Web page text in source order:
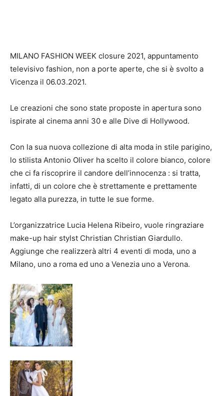
MILANO FASHION WEEK closure 2021, appuntamento
televisivo fashion, non a porte aperte, che si è svolto a
Vicenza il 06.03.2021.
Le creazioni che sono state proposte in apertura sono
ispirate al cinema anni 30 e alle Dive di Hollywood.
Con la sua nuova collezione di alta moda in stile parigino,
lo stilista Antonio Oliver ha scelto il colore bianco, colore
che ci fa riscoprire il candore dell’innocenza : si tratta,
infatti, di un colore che è strettamente e prettamente
legato alla purezza, in tutte le sue forme.
L’organizzatrice Lucia Helena Ribeiro, vuole ringraziare
make-up hair stylst Christian Christian Giardullo.
Aggiunge che realizzerà altri 4 eventi di moda, uno a
Milano, uno a roma ed uno a Venezia uno a Verona.